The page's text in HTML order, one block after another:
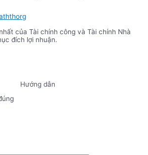
của Tài chính công và Tài chính Nhà
đích lợi nhuận.
Hướng dẫn